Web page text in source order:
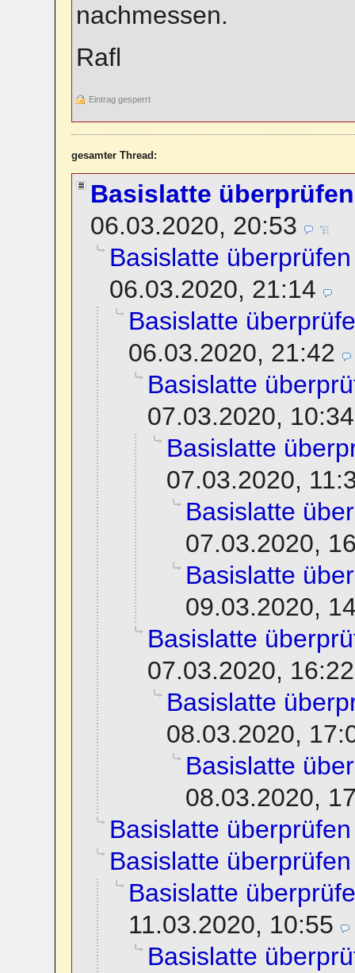
nachmessen.
Rafl
Eintrag gesperrt
gesamter Thread:
Basislatte überprüfen
06.03.2020, 20:53
Basislatte überprüfen
06.03.2020, 21:14
Basislatte
06.03.2020, 21:42
Basislatte
07.03.2020, 10:34
Basislatte
07.03.2020,
Basislatte
07.03.2020,
Basislatte
09.03.2020,
Basislatte
07.03.2020, 16:22
Basislatte
08.03.2020,
Basislatte
08.03.2020,
Basislatte überprüfen
Basislatte überprüfen
Basislatte
11.03.2020, 10:55
Basislatte